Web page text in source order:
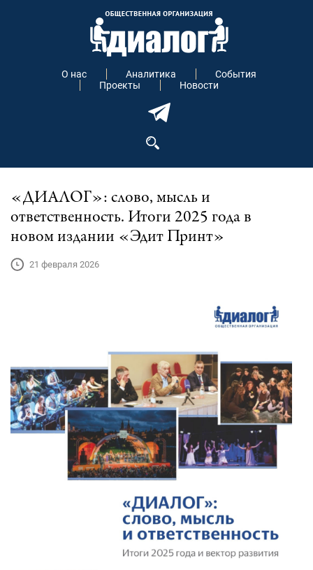
О нас Аналитика
События
Проекты
Новости
«ДИАЛОГ»: слово, мысль и
ответственность. Итоги 2025 года в
новом издании «Эдит Принт»
21 февраля 2026